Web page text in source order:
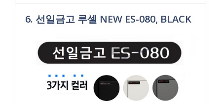
6. 선일금고 루셀 NEW ES-080, BLACK